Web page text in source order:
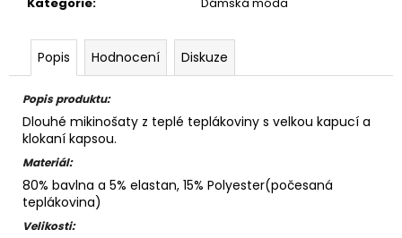
Popis Hodnocení Diskuze
Popis produktu:
Dlouhé mikinošaty z teplé teplákoviny s velkou kapucí a
klokaní kapsou.
Materiál:
80% bavlna a 5% elastan, 15% Polyester(počesaná
teplákovina)
Velikosti: